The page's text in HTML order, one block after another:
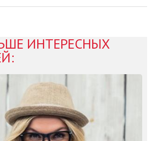
ИНТЕРЕСНЫХ